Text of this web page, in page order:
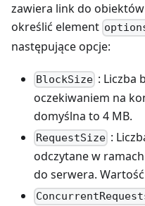
zawiera link do
określić element
następujące opcje:
BlockSize : Liczba
oczekiwaniem na
domyślna to 4 MB.
RequestSize :
odczytane w
do serwera.